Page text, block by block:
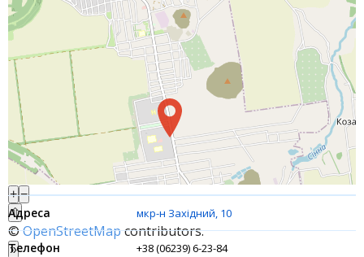
Інтернет-банкінг
Банки-партнери
Рахунки для бізнесу
Фінансові результати
+ −
⇧
©OpenStreetMapcontributors.
»
мкр-н Західний, 10
+38 (06239) 6-23-84